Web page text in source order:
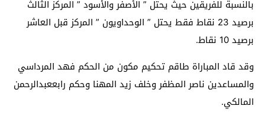
بالنسبة للفريقين حيث يحتل ” الأصفر والأسود ” المركز الثالث
برصيد 23 نقاط فقط يحتل ” الوحداويون ” المركز قبل العاشر
برصيد 10 نقاط.
وقد قاد المباراة طاقم تحكيم مكون من الحكم فهد المرداسي
والمساعدين ناصر المظفر وخلف زيد المهنا وحكم رابععبدالرحمن
المالكي.